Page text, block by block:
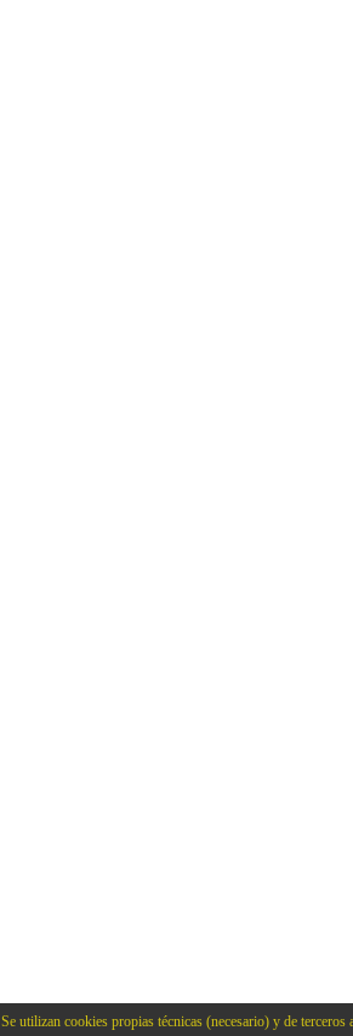
Se utilizan cookies propias técnicas (necesario) y de